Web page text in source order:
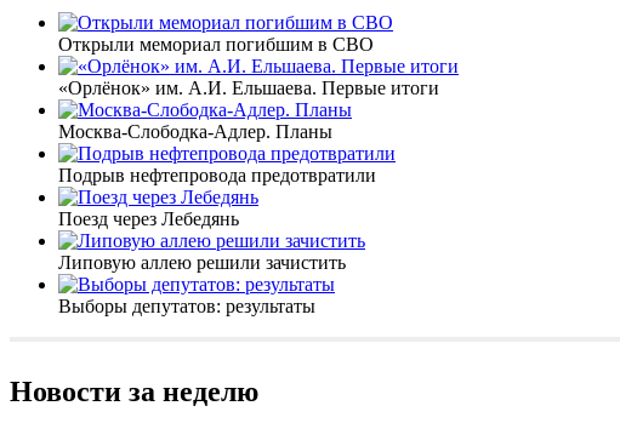
Открыли мемориал погибшим в СВО
«Орлёнок» им. А.И. Ельшаева. Первые итоги
Москва-Слободка-Адлер. Планы
Подрыв нефтепровода предотвратили
Поезд через Лебедянь
Липовую аллею решили зачистить
Выборы депутатов: результаты
Новости за неделю